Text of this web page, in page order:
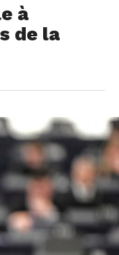
à
de la